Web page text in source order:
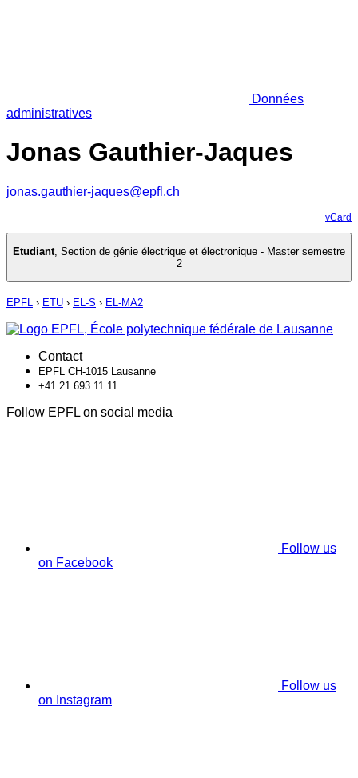
Données
administratives
Jonas Gauthier-Jaques
jonas.gauthier-jaques@epfl.ch
vCard
Etudiant, Section de génie électrique et électronique - Master semestre
2
EPFL › ETU › EL-S › EL-MA2
Contact
EPFL CH-1015 Lausanne
+41 21 693 11 11
Follow EPFL on social media
Follow us
on Facebook
Follow us
on Instagram